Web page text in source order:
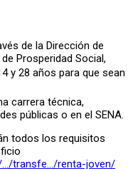
de la Dirección de
Prosperidad Social,
y 28 años para que sean
carrera técnica,
públicas o en el SENA.
todos los requisitos
…/transfe…/renta-joven/